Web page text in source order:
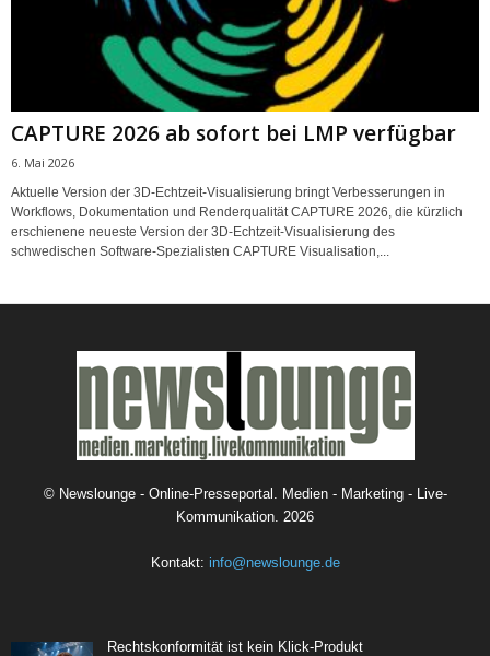
CAPTURE 2026 ab sofort bei LMP verfügbar
6. Mai 2026
Aktuelle Version der 3D-Echtzeit-Visualisierung bringt Verbesserungen in
Workflows, Dokumentation und Renderqualität CAPTURE 2026, die kürzlich
erschienene neueste Version der 3D-Echtzeit-Visualisierung des
schwedischen Software-Spezialisten CAPTURE Visualisation,...
© Newslounge - Online-Presseportal. Medien - Marketing - Live-
Kommunikation. 2026
Kontakt: info@newslounge.de
Rechtskonformität ist kein Klick-Produkt